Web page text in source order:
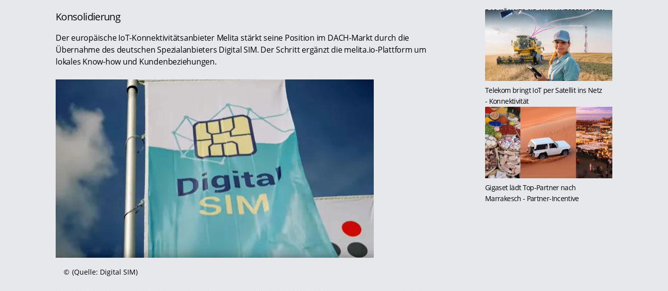
Konsolidierung
Der europäische IoT-Konnektivitätsanbieter Melita stärkt seine Position im DACH-Markt durch die
Übernahme des deutschen Spezialanbieters Digital SIM. Der Schritt ergänzt die melita.io-Plattform um
lokales Know-how und Kundenbeziehungen.
© (Quelle: Digital SIM)
DAS KÖNNTE SIE AUCH INTERESSIEREN:
Telekom bringt IoT per Satellit ins Netz
- Konnektivität
Gigaset lädt Top-Partner nach
Marrakesch - Partner-Incentive